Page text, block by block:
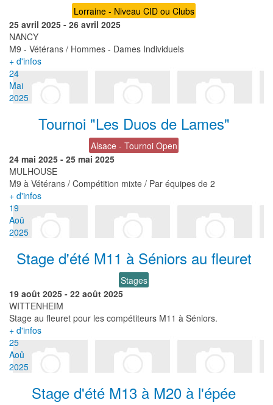
Lorraine - Niveau CID ou Clubs
25 avril 2025 - 26 avril 2025
NANCY
M9 - Vétérans / Hommes - Dames Individuels
+ d'infos
24
Mai
2025
Tournoi "Les Duos de Lames"
Alsace - Tournoi Open
24 mai 2025 - 25 mai 2025
MULHOUSE
M9 à Vétérans / Compétition mixte / Par équipes de 2
+ d'infos
19
Aoû
2025
Stage d'été M11 à Séniors au fleuret
Stages
19 août 2025 - 22 août 2025
WITTENHEIM
Stage au fleuret pour les compétiteurs M11 à Séniors.
+ d'infos
25
Aoû
2025
Stage d'été M13 à M20 à l'épée